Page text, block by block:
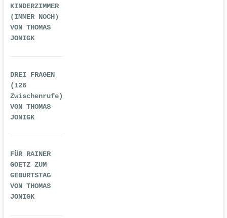
KINDERZIMMER
(IMMER NOCH)
VON THOMAS
JONIGK
DREI FRAGEN
(126
Zwischenrufe)
VON THOMAS
JONIGK
FÜR RAINER
GOETZ ZUM
GEBURTSTAG
VON THOMAS
JONIGK